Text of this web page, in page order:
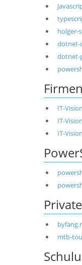
holger-
dotnet-
dotnet-
IT-
IT-
IT-
mtb-